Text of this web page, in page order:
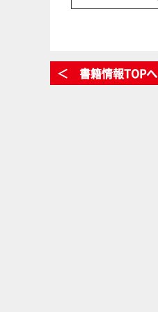
＜ 書籍情報TOPへ